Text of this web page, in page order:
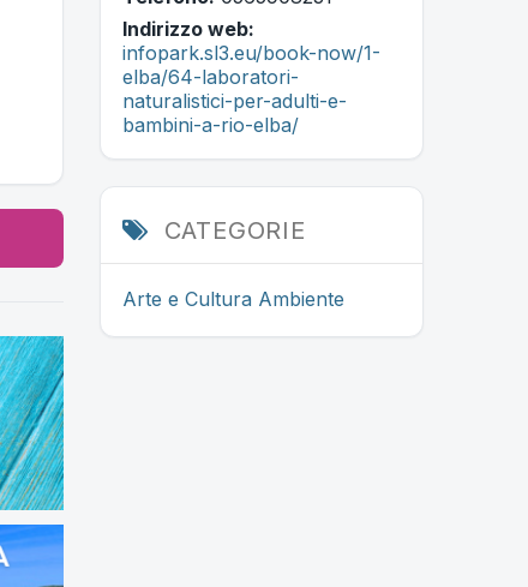
Indirizzo web:
infopark.sl3.eu/book-now/1-
elba/64-laboratori-
naturalistici-per-adulti-e-
bambini-a-rio-elba/
CATEGORIE
Arte e Cultura Ambiente